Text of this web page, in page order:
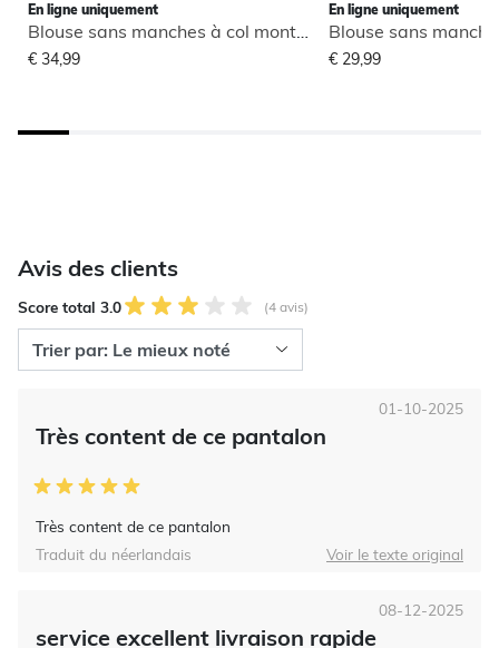
En ligne uniquement
Blouse sans manches à col montant
€ 34,99
En ligne uniquement
€ 29,99
Avis des clients
Score total 3.0 (4 avis)
Très content de ce pantalon
Très content de ce pantalon
01-10-2025
Traduit du néerlandais Voir le texte original
service excellent livraison rapide
08-12-2025